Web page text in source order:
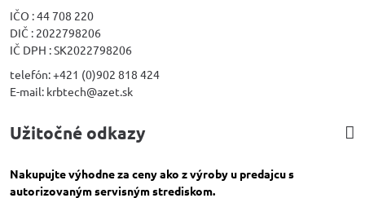
IČO : 44 708 220
DIČ : 2022798206
IČ DPH : SK2022798206
telefón: +421 (0)902 818 424
E-mail: krbtech@azet.sk
Užitočné odkazy
Nakupujte výhodne za ceny ako z výroby u predajcu s
autorizovaným servisným strediskom.